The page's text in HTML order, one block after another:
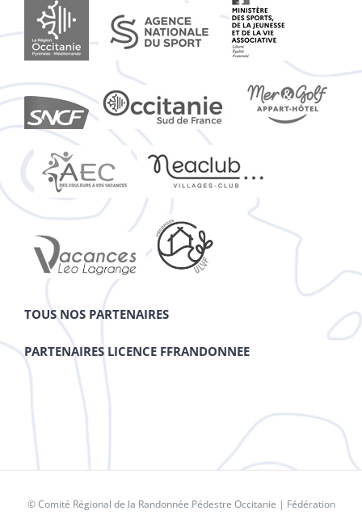
TOUS NOS PARTENAIRES
PARTENAIRES LICENCE FFRANDONNEE
© Comité Régional de la Randonnée Pédestre Occitanie | Fédération